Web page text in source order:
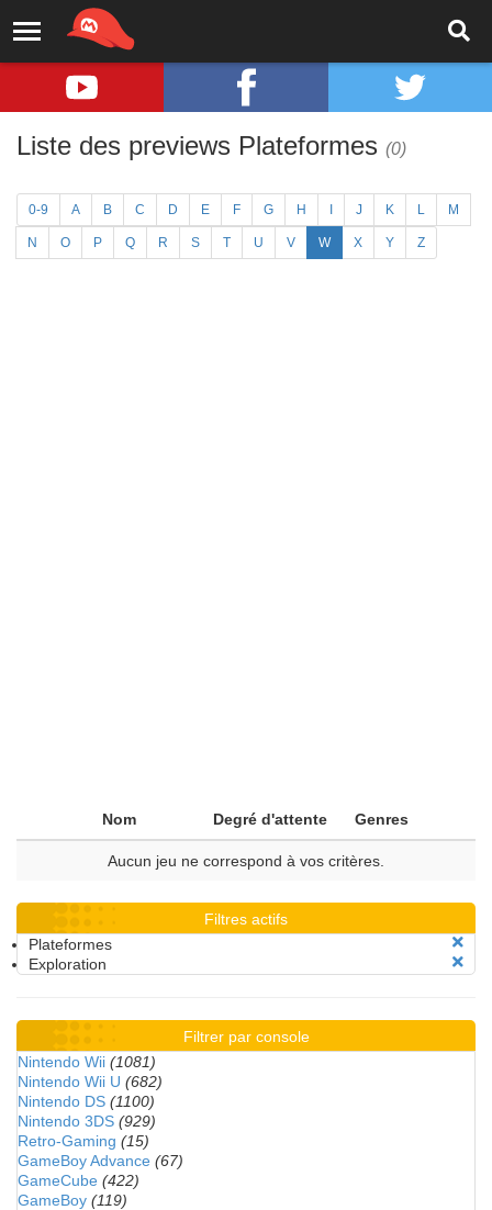
Liste des previews Plateformes (0)
0-9 A B C D E F G H J K L M
N O P Q R S T U V W X Y Z
Nom Degré d'attente Genres
Aucun jeu ne correspond à vos critères.
Filtres actifs
Plateformes
Exploration
Filtrer par console
Nintendo Wii (1081)
Nintendo Wii U (682)
Nintendo DS (1100)
Nintendo 3DS (929)
Retro-Gaming (15)
GameBoy Advance (67)
GameCube (422)
GameBoy (119)